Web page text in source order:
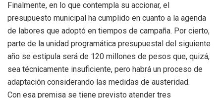
Finalmente, en lo que contempla su accionar, el
presupuesto municipal ha cumplido en cuanto a la agenda
de labores que adoptó en tiempos de campaña. Por cierto,
parte de la unidad programática presupuestal del siguiente
año se estipula será de 120 millones de pesos que, quizá,
sea técnicamente insuficiente, pero habrá un proceso de
adaptación considerando las medidas de austeridad.
Con esa premisa se tiene previsto atender tres